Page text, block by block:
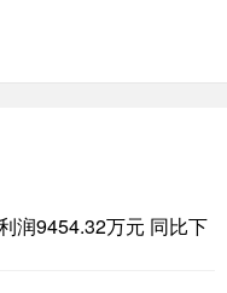
润9454.32万元 同比下